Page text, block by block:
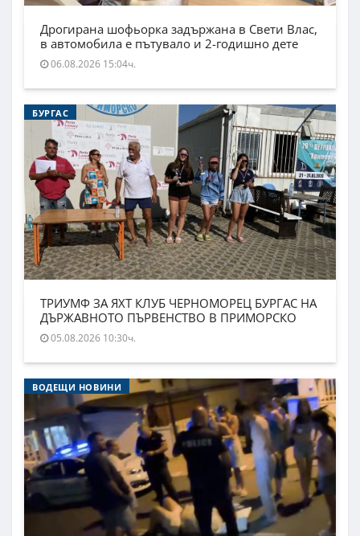
Дрогирана шофьорка задържана в Свети Влас,
в автомобила е пътувало и 2-годишно дете
06.08.2026 15:04ч.
БУРГАС
ТРИУМФ ЗА ЯХТ КЛУБ ЧЕРНОМОРЕЦ БУРГАС НА
ДЪРЖАВНОТО ПЪРВЕНСТВО В ПРИМОРСКО
05.08.2026 10:30ч.
ВОДЕЩИ НОВИНИ